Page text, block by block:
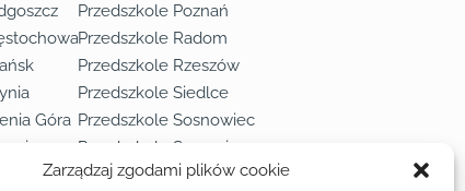
Zarządzaj zgodami plików cookie
Góra
Przedszkole Poznań
Przedszkole Radom
Przedszkole Rzeszów
Przedszkole Siedlce
Przedszkole Sosnowiec
Przedszkole Szczecin
Przedszkole Toruń